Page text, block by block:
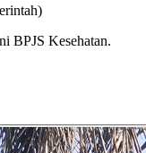
BPJS Kesehatan.